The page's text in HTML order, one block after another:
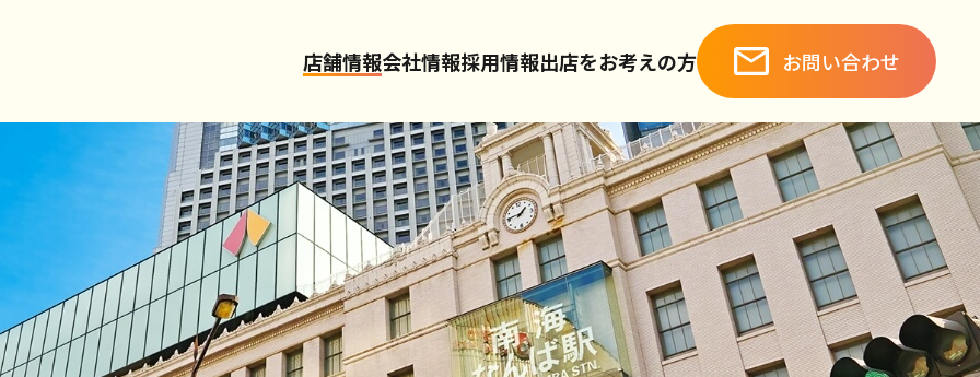
店舗情報会社情報採用情報出店をお考えの方 お問い合わせ